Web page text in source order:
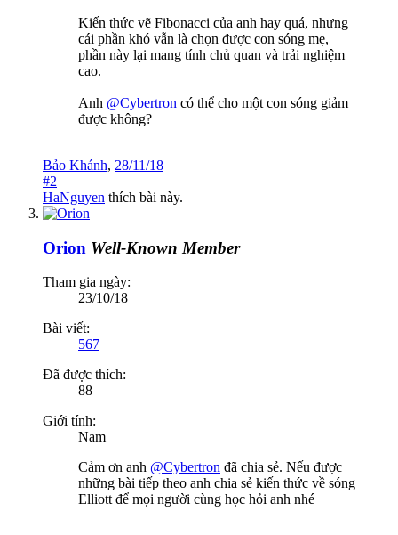
Kiến thức vẽ Fibonacci của anh hay quá, nhưng
cái phần khó vẫn là chọn được con sóng mẹ,
phần này lại mang tính chủ quan và trải nghiệm
cao.
Anh @Cybertron có thể cho một con sóng giảm
được không?
Bảo Khánh, 28/11/18
#2
HaNguyen thích bài này.
Orion Well-Known Member
Tham gia ngày:
23/10/18
Bài viết:
567
Đã được thích:
88
Giới tính:
Nam
Cảm ơn anh @Cybertron đã chia sẻ. Nếu được
những bài tiếp theo anh chia sẻ kiến thức về sóng
Elliott để mọi người cùng học hỏi anh nhé